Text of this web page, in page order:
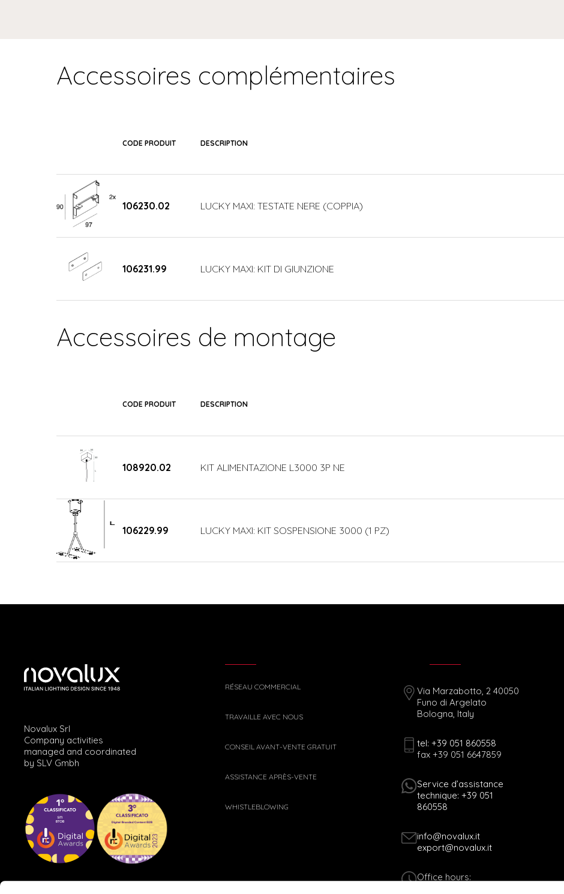
Accessoires complémentaires
CODE PRODUIT DESCRIPTION
106230.02 LUCKY MAXI: TESTATE NERE (COPPIA)
106231.99 LUCKY MAXI: KIT DI GIUNZIONE
Accessoires de montage
CODE PRODUIT DESCRIPTION
108920.02 KIT ALIMENTAZIONE L3000 3P NE
106229.99 LUCKY MAXI: KIT SOSPENSIONE 3000 (1 PZ)
Novalux Srl
Company activities
managed and coordinated
by SLV Gmbh
RÉSEAU COMMERCIAL
TRAVAILLE AVEC NOUS
CONSEIL AVANT-VENTE GRATUIT
ASSISTANCE APRÈS-VENTE
WHISTLEBLOWING
Via Marzabotto, 2 40050
Funo di Argelato
Bologna, Italy
tel: +39 051 860558
fax +39 051 6647859
Service d’assistance
technique: +39 051
860558
info@novalux.it
export@novalux.it
Office hours: